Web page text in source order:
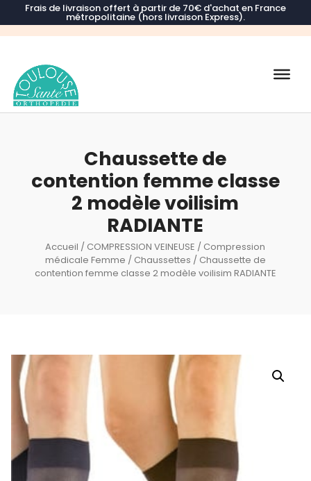
Frais de livraison offert à partir de 70€ d'achat en France
métropolitaine (hors livraison Express).
Recherche
Chaussette de
contention femme classe
2 modèle voilisim
RADIANTE
Accueil / COMPRESSION VEINEUSE / Compression
médicale Femme / Chaussettes / Chaussette de
contention femme classe 2 modèle voilisim RADIANTE